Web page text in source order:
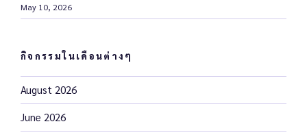
May 10, 2026
กิจกรรมในเดือนต่างๆ
August 2026
June 2026